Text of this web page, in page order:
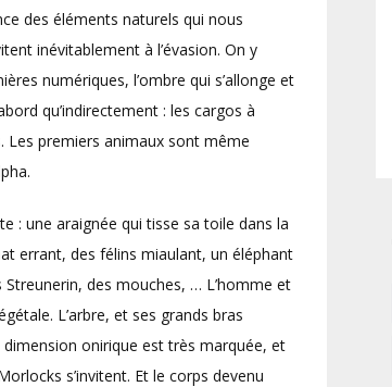
des éléments naturels qui nous
inévitablement à l’évasion. On y
numériques, l’ombre qui s’allonge et
qu’indirectement : les cargos à
Les premiers animaux sont même
: une araignée qui tisse sa toile dans la
errant, des félins miaulant, un éléphant
des mouches, … L’homme et
L’arbre, et ses grands bras
onirique est très marquée, et
s’invitent. Et le corps devenu